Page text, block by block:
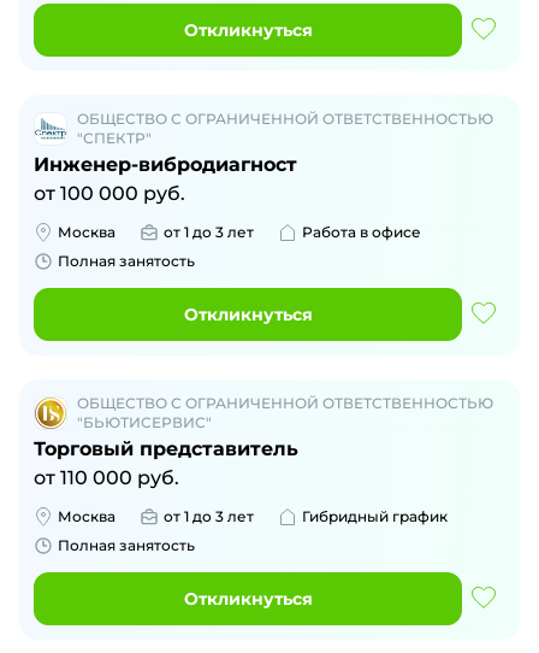
Откликнуться
ОБЩЕСТВО С ОГРАНИЧЕННОЙ ОТВЕТСТВЕННОСТЬЮ
"СПЕКТР"
Инженер-вибродиагност
от 100 000 руб.
Москва от 1 до 3 лет
Работа в офисе
Полная занятость
Откликнуться
ОБЩЕСТВО С ОГРАНИЧЕННОЙ ОТВЕТСТВЕННОСТЬЮ
"БЬЮТИСЕРВИС"
Торговый представитель
от 110 000 руб.
Москва от 1 до 3 лет
Гибридный график
Полная занятость
Откликнуться